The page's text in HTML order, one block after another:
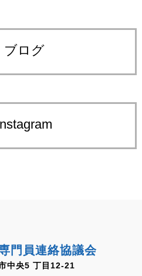
ブログ
門員連絡協議会
中央5 丁目12-21